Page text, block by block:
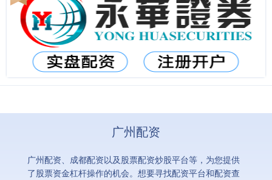
广州配资
广州配资、成都配资以及股票配资炒股平台等，为您提供
了股票资金杠杆操作的机会。想要寻找配资平台和配资查